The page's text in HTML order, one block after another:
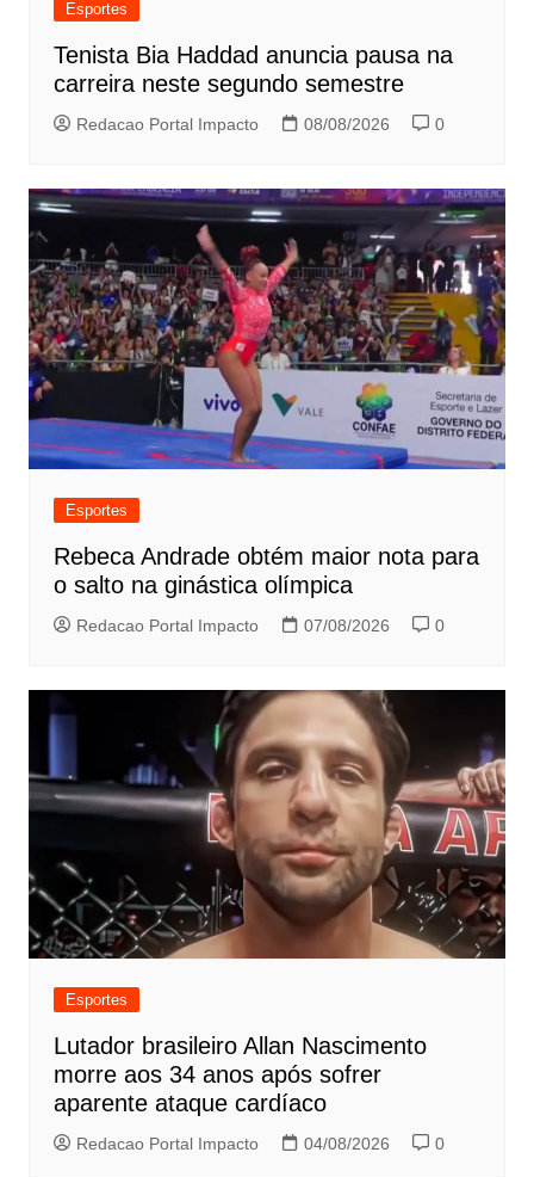
Esportes
Tenista Bia Haddad anuncia pausa na
carreira neste segundo semestre
Redacao Portal Impacto 08/08/2026 0
Esportes
Rebeca Andrade obtém maior nota para
o salto na ginástica olímpica
Redacao Portal Impacto 07/08/2026 0
Esportes
Lutador brasileiro Allan Nascimento
morre aos 34 anos após sofrer
aparente ataque cardíaco
Redacao Portal Impacto 04/08/2026 0